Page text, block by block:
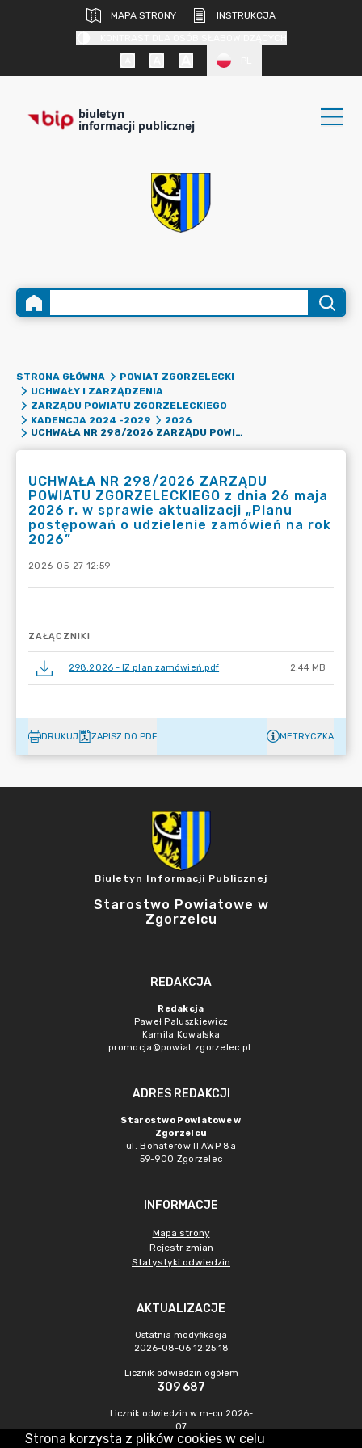
MAPA STRONY
INSTRUKCJA
biuletyn
informacji publicznej
STRONA GŁÓWNA
POWIAT ZGORZELECKI
UCHWAŁY I ZARZĄDZENIA
ZARZĄDU POWIATU ZGORZELECKIEGO
KADENCJA 2024 -2029
2026
UCHWAŁA NR 298/2026 ZARZĄDU POWIATU ZGORZELECKIEGO Z DNIA 26 MAJA 2026 R. W SPRAWIE AKTUALIZACJI „PLANU POSTĘPOWAŃ O UDZIELENIE ZAMÓWIEŃ NA ROK 2026”
UCHWAŁA NR 298/2026 ZARZĄDU
POWIATU ZGORZELECKIEGO z dnia 26 maja
2026 r. w sprawie aktualizacji „Planu
postępowań o udzielenie zamówień na rok
2026”
2026-05-27 12:59
ZAŁĄCZNIKI
298.2026 - IZ plan zamówień.pdf 2.44 MB
DRUKUJ ZAPISZ DO PDF METRYCZKA
Biuletyn Informacji Publicznej
Starostwo Powiatowe w
Zgorzelcu
REDAKCJA
Redakcja
Paweł Paluszkiewicz
Kamila Kowalska
promocja@powiat.zgorzelec.pl
ADRES REDAKCJI
Starostwo Powiatowe w
Zgorzelcu
ul. Bohaterów II AWP 8a
59-900 Zgorzelec
INFORMACJE
Mapa strony
Rejestr zmian
Statystyki odwiedzin
AKTUALIZACJE
Ostatnia modyfikacja
2026-08-06 12:25:18
Licznik odwiedzin ogółem
309 687
Licznik odwiedzin w m-cu 2026-
07
385
Strona korzysta z plików cookies w celu